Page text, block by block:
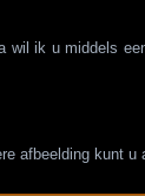
ik u middels
afbeelding kunt u